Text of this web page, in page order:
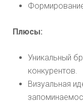
Плюсы:
Уникальный
конкурентов.
Визуальная